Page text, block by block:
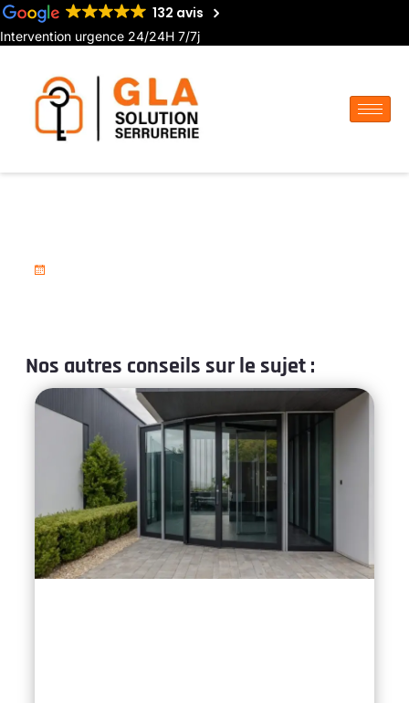
132 avis
Intervention urgence 24/24H 7/7j
Nos autres conseils sur le sujet :